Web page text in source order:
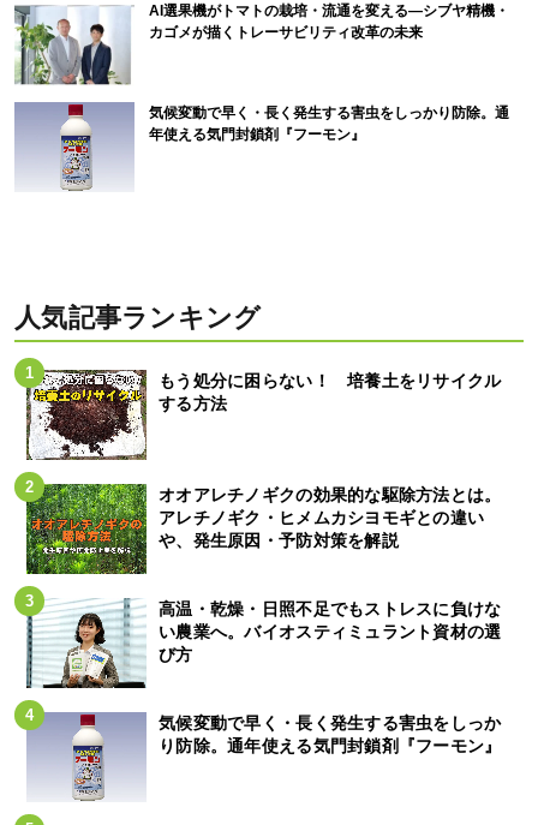
AI選果機がトマトの栽培・流通を変える―シブヤ精機・
カゴメが描くトレーサビリティ改革の未来
気候変動で早く・長く発生する害虫をしっかり防除。通
年使える気門封鎖剤『フーモン』
人気記事ランキング
もう処分に困らない！ 培養土をリサイクル
する方法
オオアレチノギクの効果的な駆除方法とは。
アレチノギク・ヒメムカシヨモギとの違い
や、発生原因・予防対策を解説
高温・乾燥・日照不足でもストレスに負けな
い農業へ。バイオスティミュラント資材の選
び方
気候変動で早く・長く発生する害虫をしっか
り防除。通年使える気門封鎖剤『フーモン』